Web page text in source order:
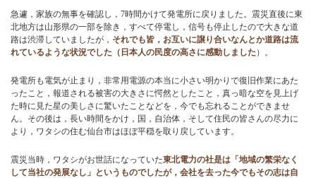
急遽，家族の無事を確認し，7時間かけて発電所に戻りました。震災直後に東
北地方は山形県の一部を除き，すべて停電し，信号も停止したので大きな道
路は渋滞していましたが， それでも皆，お互いに譲り合いなんとか道路は流
れているような状況でした（日本人の民度の高さに感動しました ）。
発電所も電気が止まり，非常用電源の本当に小さい明かりで復旧作業にあた
ったこと，報道される被害の大きさに愕然としたこと，真っ暗な空を見上げ
た時に見た星の美しさに驚いたことなどを，今でも忘れることができませ
ん。その後は，長い時間をかけ，国，自治体，そして住民の皆さんの尽力に
より，ワタシの住む仙台市はほぼ平穏を取り戻しています。
震災当時，ワタシがお世話になっていた東北電力の社是は「地域の繁栄なく
して当社の発展なし」というものでしたが，会社を去った今でもその志は自